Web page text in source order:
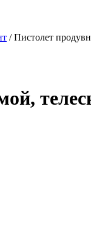
/ Пистолет